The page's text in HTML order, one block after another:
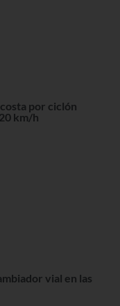
por ciclón
km/h
vial en las